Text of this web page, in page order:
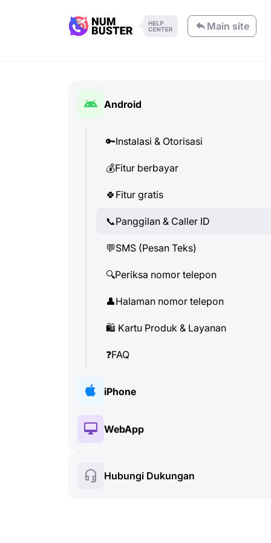
Main site
Android
🔑Instalasi & Otorisasi
💰Fitur berbayar
🍀 Fitur gratis
📞Panggilan & Caller ID
💬SMS (Pesan Teks)
🔍Periksa nomor telepon
👤Halaman nomor telepon
🛍 ️ Kartu Produk & Layanan
❓FAQ
iPhone
🔑 Instalasi & Otorisasi
🍀Fitur gratis
WebApp
Hubungi Dukungan